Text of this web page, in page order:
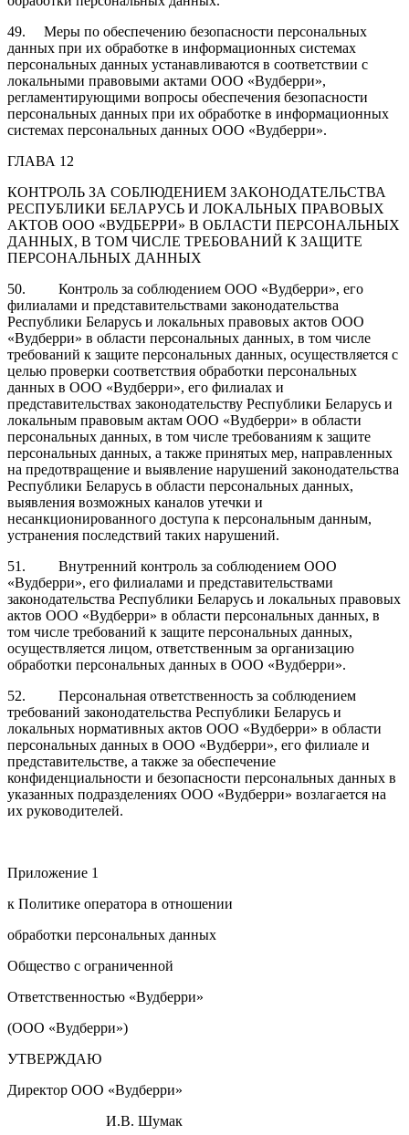
49. Меры по обеспечению безопасности персональных
данных при их обработке в информационных системах
персональных данных устанавливаются в соответствии с
локальными правовыми актами ООО «Вудберри»,
регламентирующими вопросы обеспечения безопасности
персональных данных при их обработке в информационных
системах персональных данных ООО «Вудберри».
ГЛАВА 12
КОНТРОЛЬ ЗА СОБЛЮДЕНИЕМ ЗАКОНОДАТЕЛЬСТВА
РЕСПУБЛИКИ БЕЛАРУСЬ И ЛОКАЛЬНЫХ ПРАВОВЫХ
АКТОВ ООО «ВУДБЕРРИ» В ОБЛАСТИ ПЕРСОНАЛЬНЫХ
ДАННЫХ, В ТОМ ЧИСЛЕ ТРЕБОВАНИЙ К ЗАЩИТЕ
ПЕРСОНАЛЬНЫХ ДАННЫХ
50. Контроль за соблюдением ООО «Вудберри», его
филиалами и представительствами законодательства
Республики Беларусь и локальных правовых актов ООО
«Вудберри» в области персональных данных, в том числе
требований к защите персональных данных, осуществляется с
целью проверки соответствия обработки персональных
данных в ООО «Вудберри», его филиалах и
представительствах законодательству Республики Беларусь и
локальным правовым актам ООО «Вудберри» в области
персональных данных, в том числе требованиям к защите
персональных данных, а также принятых мер, направленных
на предотвращение и выявление нарушений законодательства
Республики Беларусь в области персональных данных,
выявления возможных каналов утечки и
несанкционированного доступа к персональным данным,
устранения последствий таких нарушений.
51. Внутренний контроль за соблюдением ООО
«Вудберри», его филиалами и представительствами
законодательства Республики Беларусь и локальных правовых
актов ООО «Вудберри» в области персональных данных, в
том числе требований к защите персональных данных,
осуществляется лицом, ответственным за организацию
обработки персональных данных в ООО «Вудберри».
52. Персональная ответственность за соблюдением
требований законодательства Республики Беларусь и
локальных нормативных актов ООО «Вудберри» в области
персональных данных в ООО «Вудберри», его филиале и
представительстве, а также за обеспечение
конфиденциальности и безопасности персональных данных в
указанных подразделениях ООО «Вудберри» возлагается на
их руководителей.
Приложение 1
к Политике оператора в отношении
обработки персональных данных
Общество с ограниченной
Ответственностью «Вудберри»
(ООО «Вудберри»)
УТВЕРЖДАЮ
Директор ООО «Вудберри»
И.В. Шумак